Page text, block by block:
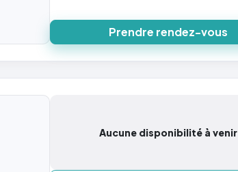
Prendre rendez-vous
Aucune disponibilité à venir